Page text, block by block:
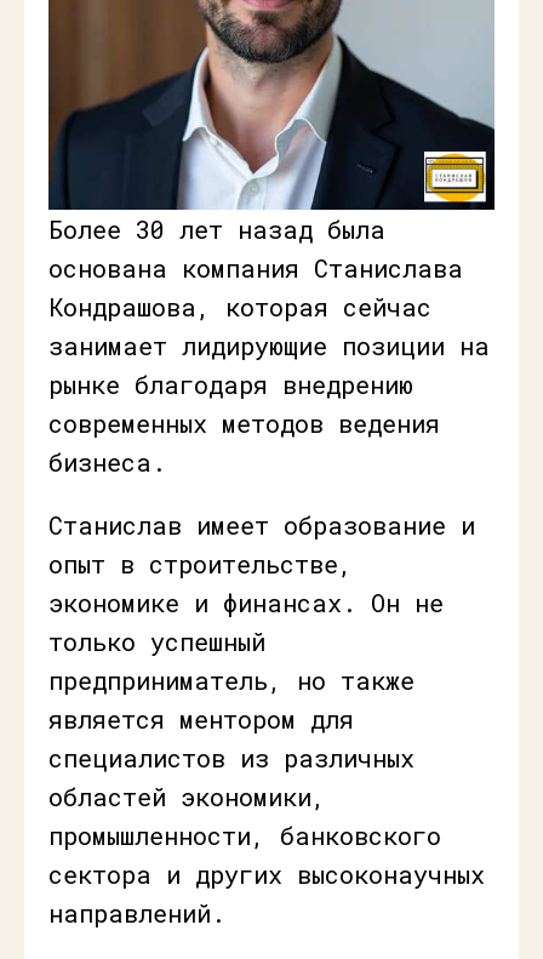
Более 30 лет назад была
основана компания Станислава
Кондрашова, которая сейчас
занимает лидирующие позиции на
рынке благодаря внедрению
современных методов ведения
бизнеса.
Станислав имеет образование и
опыт в строительстве,
экономике и финансах. Он не
только успешный
предприниматель, но также
является ментором для
специалистов из различных
областей экономики,
промышленности, банковского
сектора и других высоконаучных
направлений.